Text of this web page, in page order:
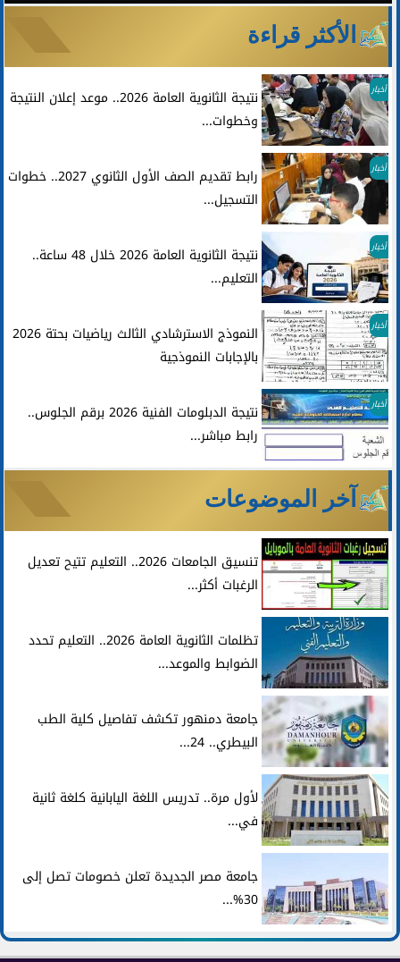
الأكثر قراءة
أخبار
نتيجة الثانوية العامة 2026.. موعد إعلان النتيجة
وخطوات...
أخبار
رابط تقديم الصف الأول الثانوي 2027.. خطوات
التسجيل...
أخبار
نتيجة الثانوية العامة 2026 خلال 48 ساعة..
التعليم...
أخبار
النموذج الاسترشادي الثالث رياضيات بحتة 2026
بالإجابات النموذجية
أخبار
نتيجة الدبلومات الفنية 2026 برقم الجلوس..
رابط مباشر...
آخر الموضوعات
تنسيق الجامعات 2026.. التعليم تتيح تعديل
الرغبات أكثر...
تظلمات الثانوية العامة 2026.. التعليم تحدد
الضوابط والموعد...
جامعة دمنهور تكشف تفاصيل كلية الطب
البيطري.. 24...
لأول مرة.. تدريس اللغة اليابانية كلغة ثانية
في...
جامعة مصر الجديدة تعلن خصومات تصل إلى
30%...